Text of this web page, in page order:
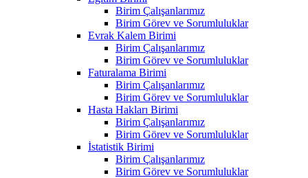
Birim Çalışanlarımız
Birim Görev ve Sorumluluklar
Evrak Kalem Birimi
Birim Çalışanlarımız
Birim Görev ve Sorumluluklar
Faturalama Birimi
Birim Çalışanlarımız
Birim Görev ve Sorumluluklar
Hasta Hakları Birimi
Birim Çalışanlarımız
Birim Görev ve Sorumluluklar
İstatistik Birimi
Birim Çalışanlarımız
Birim Görev ve Sorumluluklar